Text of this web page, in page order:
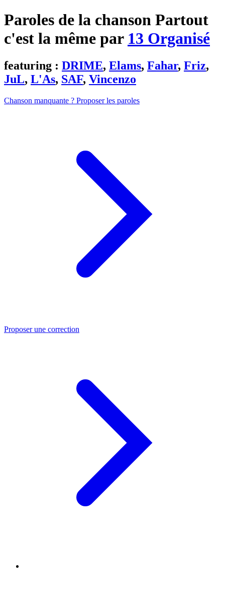
Paroles de la chanson Partout
c'est la même par 13 Organisé
featuring : DRIME, Elams, Fahar, Friz,
JuL, L'As, SAF, Vincenzo
Chanson manquante ? Proposer les paroles
Proposer une correction